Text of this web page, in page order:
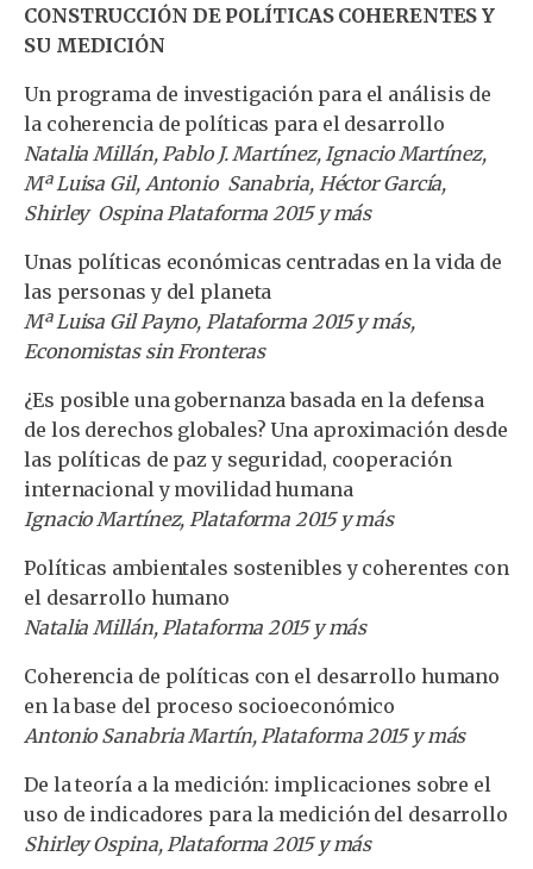
CONSTRUCCIÓN DE POLÍTICAS COHERENTES Y
SU MEDICIÓN
Un programa de investigación para el análisis de
la coherencia de políticas para el desarrollo
Natalia Millán, Pablo J. Martínez, Ignacio Martínez,
Mª Luisa Gil, Antonio Sanabria, Héctor García,
Shirley Ospina Plataforma 2015 y más
Unas políticas económicas centradas en la vida de
las personas y del planeta
Mª Luisa Gil Payno, Plataforma 2015 y más,
Economistas sin Fronteras
¿Es posible una gobernanza basada en la defensa
de los derechos globales? Una aproximación desde
las políticas de paz y seguridad, cooperación
internacional y movilidad humana
Ignacio Martínez, Plataforma 2015 y más
Políticas ambientales sostenibles y coherentes con
el desarrollo humano
Natalia Millán, Plataforma 2015 y más
Coherencia de políticas con el desarrollo humano
en la base del proceso socioeconómico
Antonio Sanabria Martín, Plataforma 2015 y más
De la teoría a la medición: implicaciones sobre el
uso de indicadores para la medición del desarrollo
Shirley Ospina, Plataforma 2015 y más